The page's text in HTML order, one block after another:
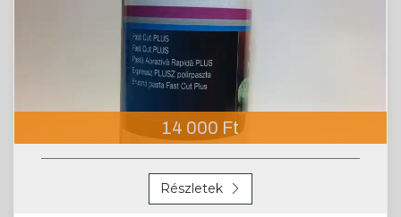
14 000 Ft
Részletek